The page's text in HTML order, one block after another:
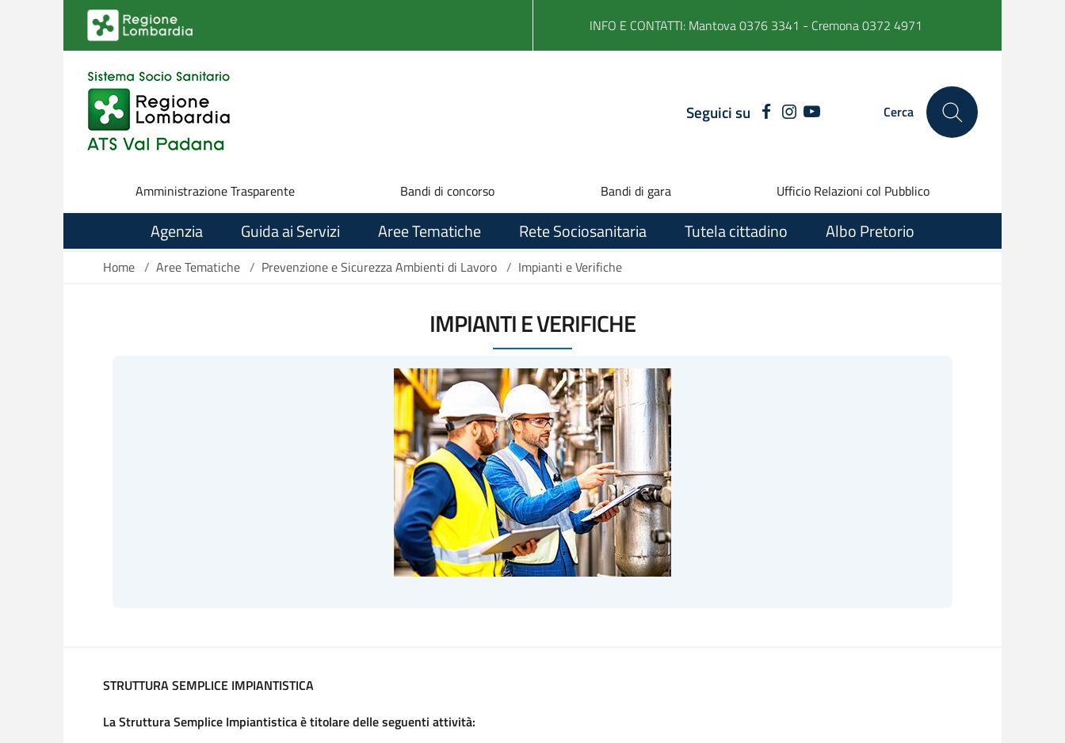
Salta al contenuto principale
INFO E CONTATTI: Mantova 0376 3341 - Cremona 0372 4971
Seguici suFACEBOOKINSTAGRAM
YOUTUBE Cerca
Amministrazione Trasparente Bandi di concorso Bandi di gara Ufficio Relazioni col Pubblico
Agenzia Guida ai Servizi Aree Tematiche Rete Sociosanitaria Tutela cittadino Albo Pretorio
Home / Aree Tematiche / Prevenzione e Sicurezza Ambienti di Lavoro / Impianti e Verifiche
IMPIANTI E VERIFICHE
STRUTTURA SEMPLICE IMPIANTISTICA
La Struttura Semplice Impiantistica è titolare delle seguenti attività: